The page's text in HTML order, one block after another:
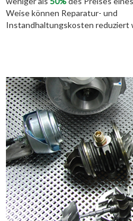
Weise können Reparatur- und
Instandhaltungskosten reduziert